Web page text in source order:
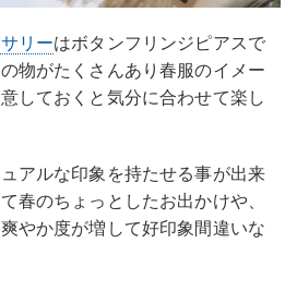
リーはボタンフリンジピアスで
物がたくさんあり春服のイメー
しておくと気分に合わせて楽し
アルな印象を持たせる事が出来
春のちょっとしたお出かけや、
やか度が増して好印象間違いな